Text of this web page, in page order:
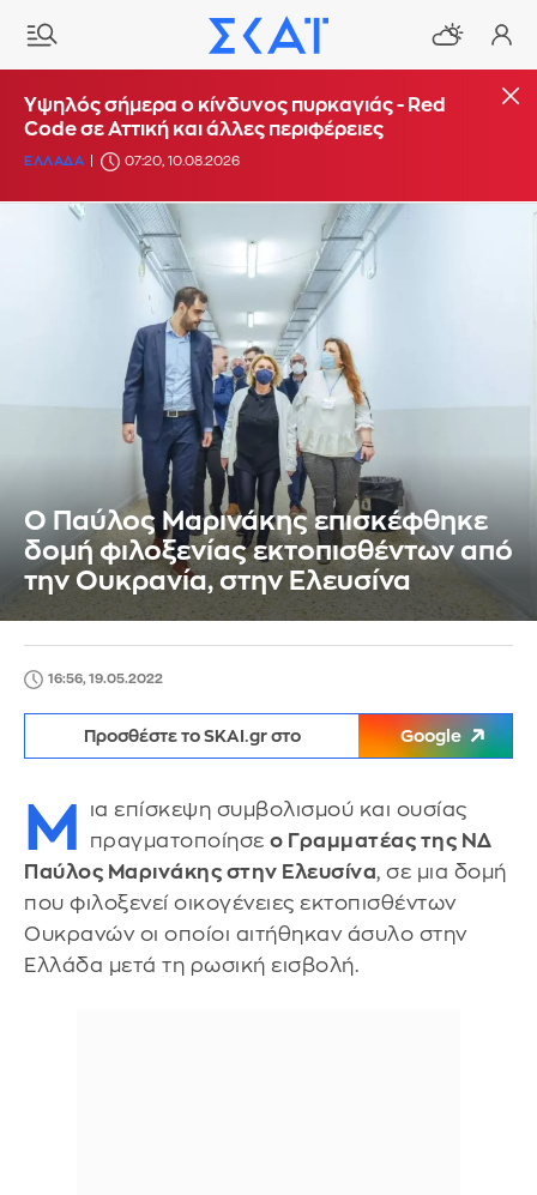
Υψηλός σήμερα ο κίνδυνος πυρκαγιάς - Red
Code σε Αττική και άλλες περιφέρειες
ΕΛΛΑΔΑ 07:20, 10.08.2026
O Παύλος Μαρινάκης επισκέφθηκε
δομή φιλοξενίας εκτοπισθέντων από
την Ουκρανία, στην Ελευσίνα
16:56, 19.05.2022
Προσθέστε το SKAI.gr στο Google
Μ
ια επίσκεψη συμβολισμού και ουσίας
πραγματοποίησε ο Γραμματέας της ΝΔ
Παύλος Μαρινάκης στην Ελευσίνα, σε μια δομή
που φιλοξενεί οικογένειες εκτοπισθέντων
Ουκρανών οι οποίοι αιτήθηκαν άσυλο στην
Ελλάδα μετά τη ρωσική εισβολή.